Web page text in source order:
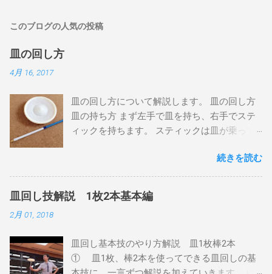
このブログの人気の投稿
皿の回し方
4月 16, 2017
皿の回し方について解説します。 皿の回し方
皿の持ち方 まず左手で皿を持ち、右手でステ
ィックを持ちます。 スティックは皿が乗って
ます。 皿はなるべく水平になるように持ち、
皿の裏面の足になっている部分（「グリッ
プ」と呼びます）の内側で、左手とちょうど
反対の位置にスティックの先端を当てます。
わないようにしましょう。 左手は手前に、右
手は奥に動かすと、下から見ると皿が時計回
続きを読む
皿回し技解説 1枚2本基本編
2月 01, 2018
皿回し基本技のやり方解説 皿1枚棒2本
① 皿1枚、棒2本を使ってできる皿回しの基